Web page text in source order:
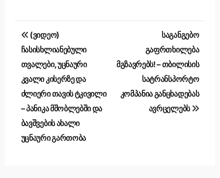
Post
navigation
(ვიდეო)
ჩასისხლიანებული
თვალები, უცნაური
კვალი კისერზე და
ძლიერი თავის ტკივილი
– პანიკა მშობლებში და
ბავშვების ახალი
უცნაური გართობა
საგანგებო
გაფრთხილება
მგზავრებს! – თბილისის
სატრანსპორტო
კომპანია განცხადებას
ავრცელებს